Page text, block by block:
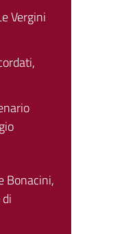
Vergini
Bonacini,